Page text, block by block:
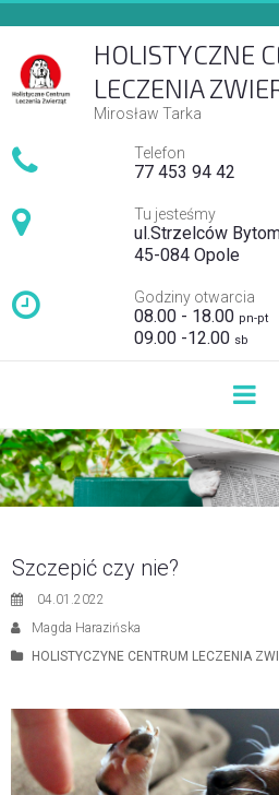
HOLISTYCZNE
LECZENIA
Mirosław Tarka
 Telefon
77 453 94 42
 Tu jesteśmy
ul.Strzelców
45-084 Opole
 Godziny otwarcia
08.00 - 18.00 pn-pt
09.00 -12.00 sb
Szczepić czy nie?
04.01.2022
Magda Harazińska
HOLISTYCZYNE CENTRUM LECZENIA